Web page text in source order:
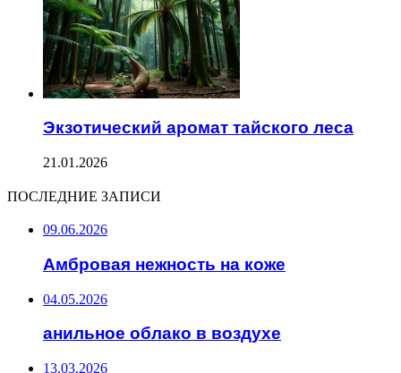
Экзотический аромат тайского леса
21.01.2026
ПОСЛЕДНИЕ ЗАПИСИ
09.06.2026
Амбровая нежность на коже
04.05.2026
анильное облако в воздухе
13.03.2026